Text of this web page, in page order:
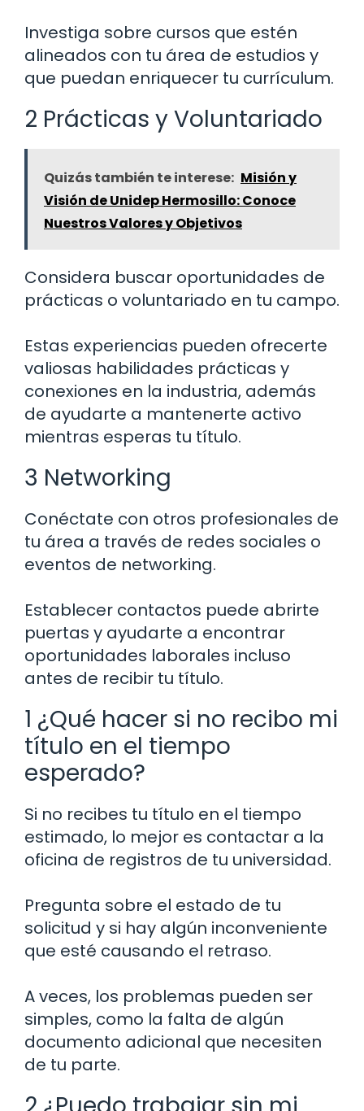
Investiga sobre cursos que estén
alineados con tu área de estudios y
que puedan enriquecer tu currículum.
2 Prácticas y Voluntariado
Quizás también te interese: Misión y
Visión de Unidep Hermosillo: Conoce
Nuestros Valores y Objetivos
Considera buscar oportunidades de
prácticas o voluntariado en tu campo.
Estas experiencias pueden ofrecerte
valiosas habilidades prácticas y
conexiones en la industria, además
de ayudarte a mantenerte activo
mientras esperas tu título.
3 Networking
Conéctate con otros profesionales de
tu área a través de redes sociales o
eventos de networking.
Establecer contactos puede abrirte
puertas y ayudarte a encontrar
oportunidades laborales incluso
antes de recibir tu título.
1 ¿Qué hacer si no recibo mi
título en el tiempo
esperado?
Si no recibes tu título en el tiempo
estimado, lo mejor es contactar a la
oficina de registros de tu universidad.
Pregunta sobre el estado de tu
solicitud y si hay algún inconveniente
que esté causando el retraso.
A veces, los problemas pueden ser
simples, como la falta de algún
documento adicional que necesiten
de tu parte.